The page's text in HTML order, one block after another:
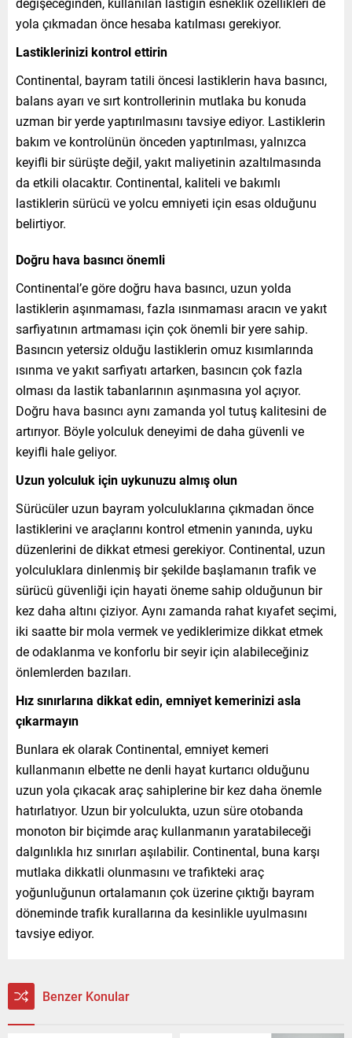
yola çıkmadan önce hesaba katılması gerekiyor.
Lastiklerinizi kontrol ettirin
Continental, bayram tatili öncesi lastiklerin hava basıncı,
balans ayarı ve sırt kontrollerinin mutlaka bu konuda
uzman bir yerde yaptırılmasını tavsiye ediyor. Lastiklerin
bakım ve kontrolünün önceden yaptırılması, yalnızca
keyifli bir sürüşte değil, yakıt maliyetinin azaltılmasında
da etkili olacaktır. Continental, kaliteli ve bakımlı
lastiklerin sürücü ve yolcu emniyeti için esas olduğunu
belirtiyor.
Doğru hava basıncı önemli
Continental’e göre doğru hava basıncı, uzun yolda
lastiklerin aşınmaması, fazla ısınmaması aracın ve yakıt
sarfiyatının artmaması için çok önemli bir yere sahip.
Basıncın yetersiz olduğu lastiklerin omuz kısımlarında
ısınma ve yakıt sarfiyatı artarken, basıncın çok fazla
olması da lastik tabanlarının aşınmasına yol açıyor.
Doğru hava basıncı aynı zamanda yol tutuş kalitesini de
artırıyor. Böyle yolculuk deneyimi de daha güvenli ve
keyifli hale geliyor.
Uzun yolculuk için uykunuzu almış olun
Sürücüler uzun bayram yolculuklarına çıkmadan önce
lastiklerini ve araçlarını kontrol etmenin yanında, uyku
düzenlerini de dikkat etmesi gerekiyor. Continental, uzun
yolculuklara dinlenmiş bir şekilde başlamanın trafik ve
sürücü güvenliği için hayati öneme sahip olduğunun bir
kez daha altını çiziyor. Aynı zamanda rahat kıyafet seçimi,
iki saatte bir mola vermek ve yediklerimize dikkat etmek
de odaklanma ve konforlu bir seyir için alabileceğiniz
önlemlerden bazıları.
Hız sınırlarına dikkat edin, emniyet kemerinizi asla
çıkarmayın
Bunlara ek olarak Continental, emniyet kemeri
kullanmanın elbette ne denli hayat kurtarıcı olduğunu
uzun yola çıkacak araç sahiplerine bir kez daha önemle
hatırlatıyor. Uzun bir yolculukta, uzun süre otobanda
monoton bir biçimde araç kullanmanın yaratabileceği
dalgınlıkla hız sınırları aşılabilir. Continental, buna karşı
mutlaka dikkatli olunmasını ve trafikteki araç
yoğunluğunun ortalamanın çok üzerine çıktığı bayram
döneminde trafik kurallarına da kesinlikle uyulmasını
tavsiye ediyor.
Benzer Konular